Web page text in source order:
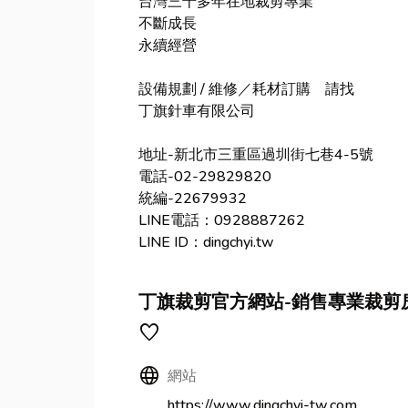
不斷成長
永續經營
設備規劃 / 維修／耗材訂購 請找
丁旗針車有限公司
地址-新北市三重區過圳街七巷4-5號
電話-02-29829820
統編-22679932
LINE電話：0928887262
LINE ID：dingchyi.tw
丁旗裁剪官方網站-銷售專業裁剪
favorite
Language 網站